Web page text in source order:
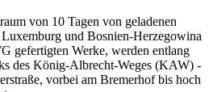
von 10 Tagen von geladenen
und Bosnien-Herzegowina
gefertigten Werke, werden entlang
des König-Albrecht-Weges (KAW) -
vorbei am Bremerhof bis hoch